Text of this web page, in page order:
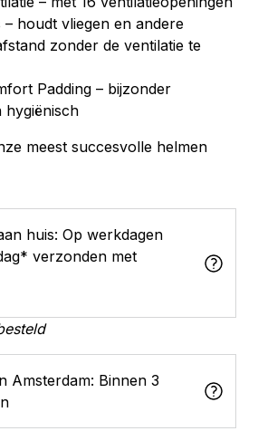
– houdt vliegen en andere
zonder de ventilatie te
Padding – bijzonder
hygiënisch
meest succesvolle helmen
huis: Op werkdagen
verzonden met
Amsterdam: Binnen 3